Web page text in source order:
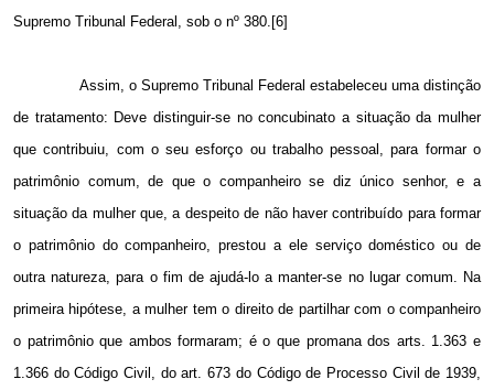
Supremo Tribunal Federal, sob o nº 380.[6]
Assim, o Supremo Tribunal Federal estabeleceu uma distinção
de tratamento: Deve distinguir-se no concubinato a situação da mulher
que contribuiu, com o seu esforço ou trabalho pessoal, para formar o
patrimônio comum, de que o companheiro se diz único senhor, e a
situação da mulher que, a despeito de não haver contribuído para formar
o patrimônio do companheiro, prestou a ele serviço doméstico ou de
outra natureza, para o fim de ajudá-lo a manter-se no lugar comum. Na
primeira hipótese, a mulher tem o direito de partilhar com o companheiro
o patrimônio que ambos formaram; é o que promana dos arts. 1.363 e
1.366 do Código Civil, do art. 673 do Código de Processo Civil de 1939,